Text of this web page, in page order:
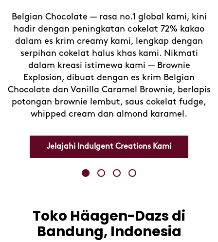
Belgian Chocolate — rasa no.1 global kami, kini
hadir dengan peningkatan cokelat 72% kakao
dalam es krim creamy kami, lengkap dengan
serpihan cokelat halus khas kami. Nikmati
dalam kreasi istimewa kami — Brownie
Explosion, dibuat dengan es krim Belgian
Chocolate dan Vanilla Caramel Brownie, berlapis
potongan brownie lembut, saus cokelat fudge,
whipped cream dan almond karamel.
Jelajahi Indulgent Creations Kami
Toko Häagen-Dazs di
Bandung, Indonesia